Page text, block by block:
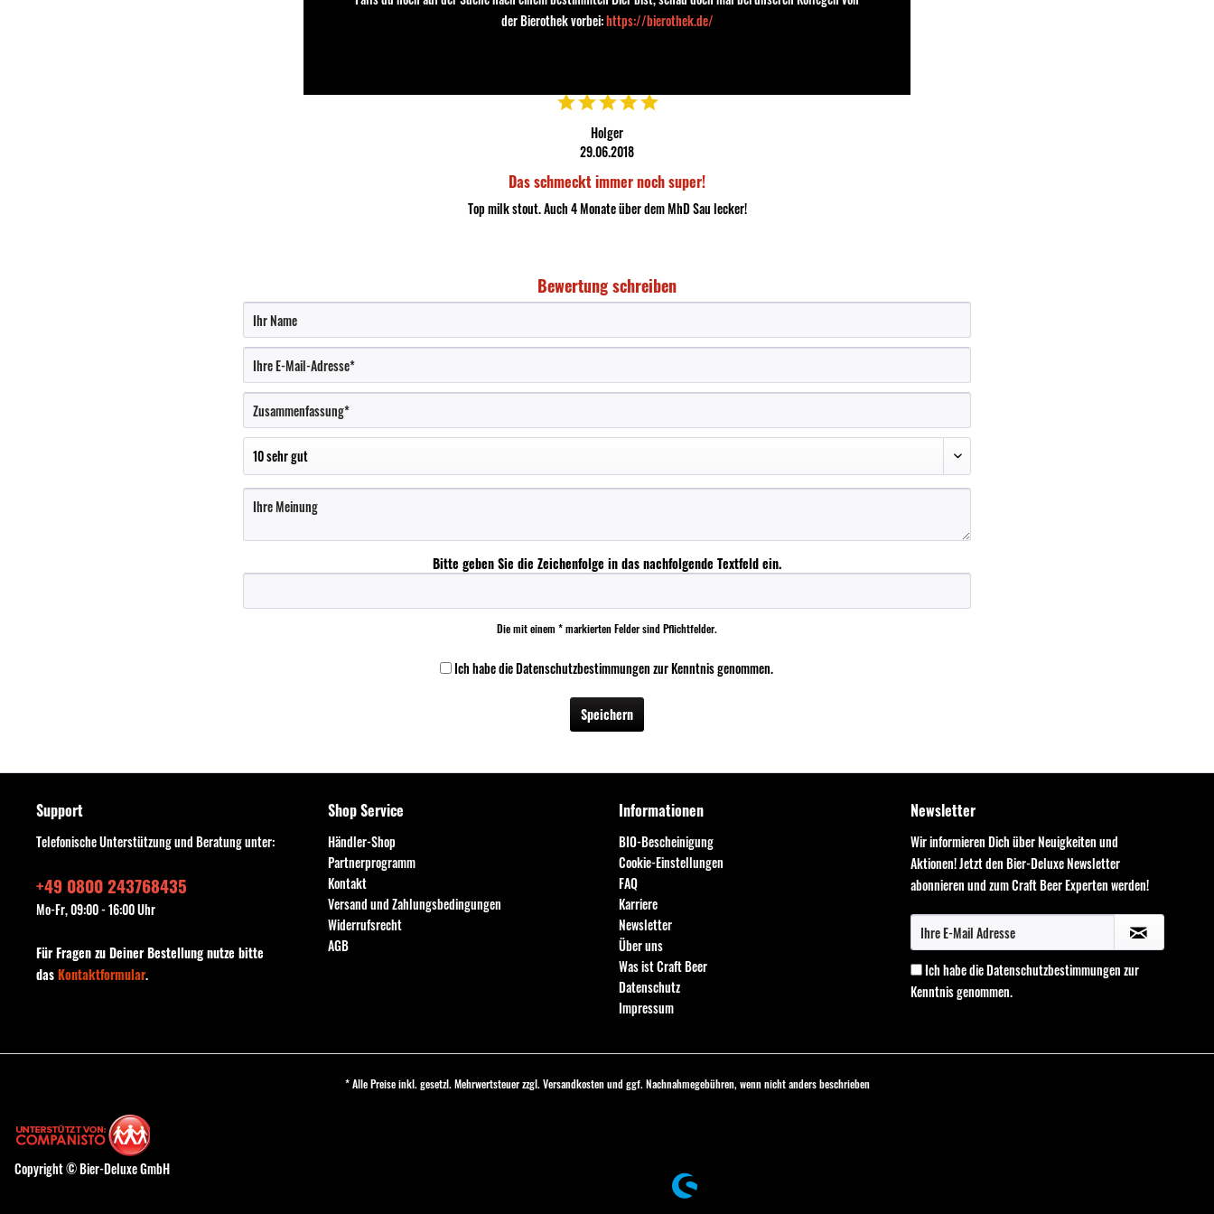
Land:
Polen
Holger
29.06.2018
Das schmeckt immer noch super!
Top milk stout. Auch 4 Monate über dem MhD Sau lecker!
Bewertung schreiben
Bitte geben Sie die Zeichenfolge in das nachfolgende Textfeld ein.
Die mit einem * markierten Felder sind Pflichtfelder.
Ich habe dieDatenschutzbestimmungenzur Kenntnis genommen.
Speichern
Support
Telefonische Unterstützung und Beratung unter:
+49 0800 243768435
Mo-Fr, 09:00 - 16:00 Uhr
Für Fragen zu Deiner Bestellung nutze bitte
dasKontaktformular.
Shop Service
Händler-Shop
Partnerprogramm
Kontakt
Versand und Zahlungsbedingungen
Widerrufsrecht
AGB
Informationen
BIO-Bescheinigung
Cookie-Einstellungen
FAQ
Karriere
Newsletter
Über uns
Was ist Craft Beer
Datenschutz
Impressum
Newsletter
Wir informieren Dich über Neuigkeiten und
Aktionen! Jetzt den Bier-Deluxe Newsletter
abonnieren und zum Craft Beer Experten werden!
Ich habe dieDatenschutzbestimmungenzur
Kenntnis genommen.
* Alle Preise inkl. gesetzl. Mehrwertsteuer zzgl. Versandkostenund ggf. Nachnahmegebühren, wenn nicht anders beschrieben
Copyright © Bier-Deluxe GmbH
der Bierothek vorbei:https://bierothek.de/